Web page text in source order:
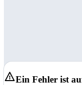
Ein Fehler ist